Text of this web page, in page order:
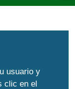
usuario y
clic en el